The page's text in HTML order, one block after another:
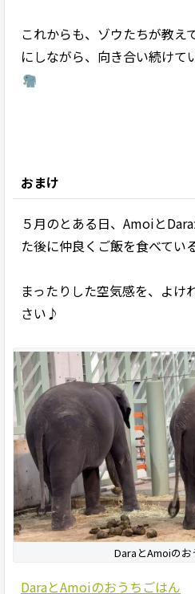
これからも、ゾウたちが教え
にしながら、向き合い続けて
おまけ
５月のとある日、Amoiと
た後に仲良くご飯を食べてい
まったりした空気感を、よけ
さい♪
DaraとAmoiの
DaraとAmoiのおうちごはん